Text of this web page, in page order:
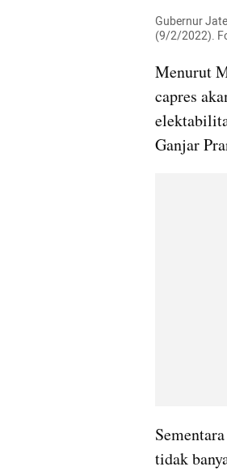
Gubernur
(9/2/2022).
Menurut
capres
Ganjar
tidak